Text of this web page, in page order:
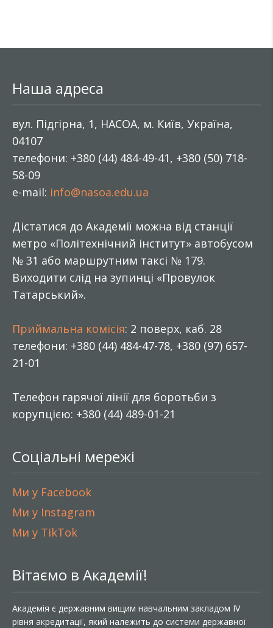
Наша адреса
вул. Підгірна, 1, НАСОА, м. Київ, Україна,
04107
телефони: +380 (44) 484-49-41, +380 (50) 718-
58-09
e-mail: info@nasoa.edu.ua
Дістатися до Академії можна від станції
метро «Політехнічний інститут» автобусом
№ 31 або маршрутним таксі № 179.
Виходити слід на зупинці «Провулок
Татарський».
Приймальна комісія: 2 поверх, каб. 28
телефони: +380 (44) 484-47-78, +380 (97) 657-
21-01
Телефон гарячої лінії для боротьби з
корупцією: +380 (44) 489-01-21
Соціальні мережі
Ми у Facebook
Ми у Instagram
Ми у TikTok
Вітаємо в Академії!
Академія є державним вищим навчальним закладом IV
рівня акредитації, який належить до системи державної